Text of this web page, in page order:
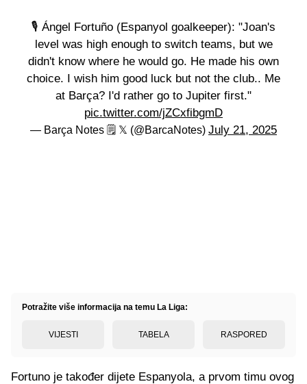
🎙 Ángel Fortuño (Espanyol goalkeeper): "Joan's
level was high enough to switch teams, but we
didn't know where he would go. He made his own
choice. I wish him good luck but not the club.. Me
at Barça? I'd rather go to Jupiter first."
pic.twitter.com/jZCxfibgmD
— Barça Notes 🗒 𝕏 (@BarcaNotes) July 21, 2025
Potražite više informacija na temu La Liga:
VIJESTI TABELA RASPORED
Fortuno je također dijete Espanyola, a prvom timu ovog